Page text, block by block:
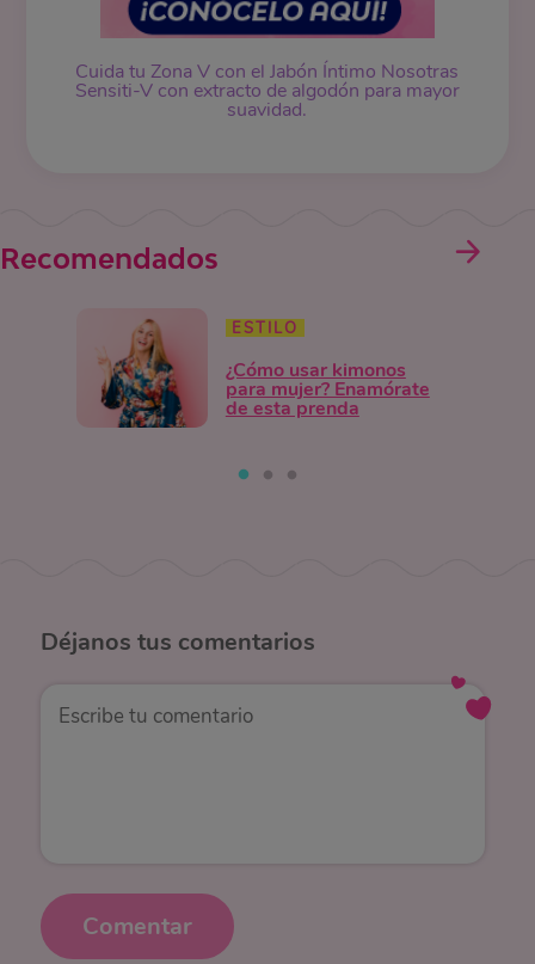
Cuida tu Zona V con el Jabón Íntimo Nosotras
Sensiti-V con extracto de algodón para mayor
suavidad.
Recomendados
ESTILO
¿Cómo usar kimonos
para mujer? Enamórate
de esta prenda
Déjanos tus comentarios
Comentar